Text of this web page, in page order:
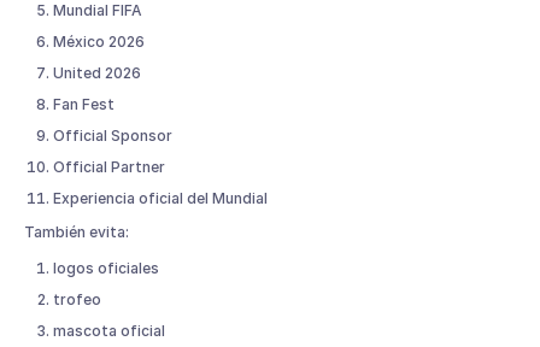
Mundial FIFA
México 2026
United 2026
Fan Fest
Official Sponsor
Official Partner
Experiencia oficial del Mundial
También evita:
logos oficiales
trofeo
mascota oficial